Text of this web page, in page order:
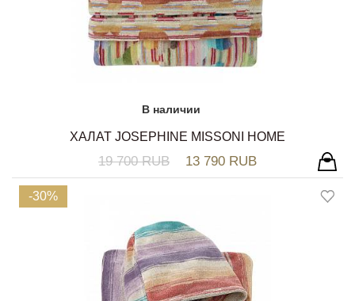
В наличии
ХАЛАТ JOSEPHINE MISSONI HOME
19 700 RUB 13 790 RUB
-30%